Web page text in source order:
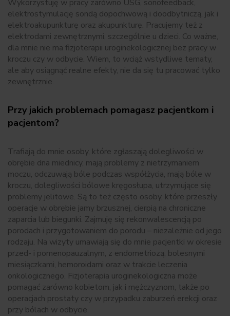
Wykorzystuję w pracy zarówno USG, sonofeedback,
elektrostymulację sondą dopochwową i doodbytniczą, jak i
elektroakupunkturę oraz akupunkturę. Pracujemy też z
elektrodami zewnętrznymi, szczególnie u dzieci. Co ważne,
dla mnie nie ma fizjoterapii uroginekologicznej bez pracy w
kroczu czy w odbycie. Wiem, to wciąż wstydliwe tematy,
ale aby osiągnąć realne efekty, nie da się tu pracować tylko
zewnętrznie.
Przy jakich problemach pomagasz pacjentkom i
pacjentom?
Trafiają do mnie osoby, które zgłaszają dolegliwości w
obrębie dna miednicy, mają problemy z nietrzymaniem
moczu, odczuwają bóle podczas współżycia, mają bóle w
kroczu, dolegliwości bólowe kręgosłupa, utrzymujące się
problemy jelitowe. Są to też często osoby, które przeszły
operacje w obrębie jamy brzusznej, cierpią na chroniczne
zaparcia lub biegunki. Zajmuję się rekonwalescencją po
porodach i przygotowaniem do porodu – niezależnie od jego
rodzaju. Na wizyty umawiają się do mnie pacjentki w okresie
przed- i pomenopauzalnym, z endometriozą, bolesnymi
miesiączkami, hemoroidami oraz w trakcie leczenia
onkologicznego. Fizjoterapia uroginekologiczna może
pomagać zarówno kobietom, jak i mężczyznom, także po
operacjach prostaty czy w przypadku zaburzeń erekcji oraz
przy bólach w odbycie.